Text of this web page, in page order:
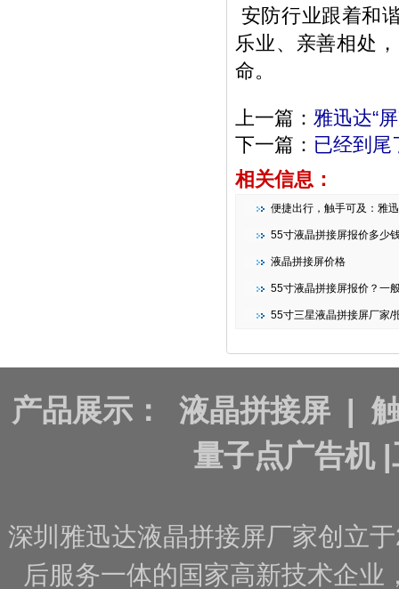
安防行业跟着和
乐业、亲善相处
命。
上一篇： 雅迅达“
下一篇： 已经到尾
相关信息：
便捷出行，触手可及：雅迅达智能条形
55寸液晶拼接屏报价多少
液晶拼接屏价格
55寸液晶拼接屏报价？一
55寸三星液晶拼接屏厂家/
产品展示： 液晶拼接屏 |
量子点广告机|
深圳雅迅达液晶拼接屏厂家创立
后服务一体的国家高新技术企